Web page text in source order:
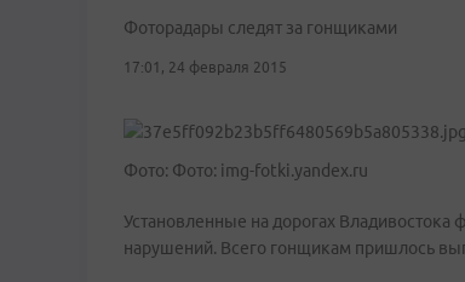
Фоторадары следят за гонщиками
17:01, 24 февраля 2015
Фото: Фото: img-fotki.yandex.ru
Установленные на дорогах
нарушений. Всего гонщикам пришлось